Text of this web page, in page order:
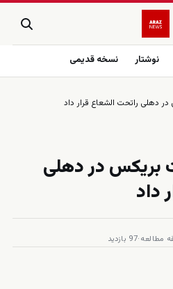
نوشتار نسخه قدیمی
دهلى راتحت الشعاع قرار داد
بريكس در دهلى
داد
·97 بازدید